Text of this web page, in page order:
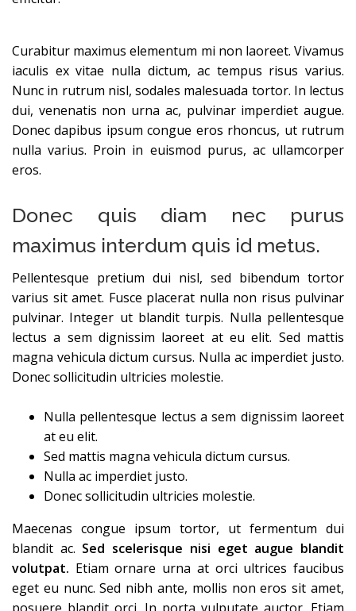
Curabitur maximus elementum mi non laoreet. Vivamus
iaculis ex vitae nulla dictum, ac tempus risus varius.
Nunc in rutrum nisl, sodales malesuada tortor. In lectus
dui, venenatis non urna ac, pulvinar imperdiet augue.
Donec dapibus ipsum congue eros rhoncus, ut rutrum
nulla varius. Proin in euismod purus, ac ullamcorper
eros.
Donec quis diam nec purus
maximus interdum quis id metus.
Pellentesque pretium dui nisl, sed bibendum tortor
varius sit amet. Fusce placerat nulla non risus pulvinar
pulvinar. Integer ut blandit turpis. Nulla pellentesque
lectus a sem dignissim laoreet at eu elit. Sed mattis
magna vehicula dictum cursus. Nulla ac imperdiet justo.
Donec sollicitudin ultricies molestie.
Nulla pellentesque lectus a sem dignissim laoreet
at eu elit.
Sed mattis magna vehicula dictum cursus.
Nulla ac imperdiet justo.
Donec sollicitudin ultricies molestie.
Maecenas congue ipsum tortor, ut fermentum dui
blandit ac. Sed scelerisque nisi eget augue blandit
volutpat. Etiam ornare urna at orci ultrices faucibus
eget eu nunc. Sed nibh ante, mollis non eros sit amet,